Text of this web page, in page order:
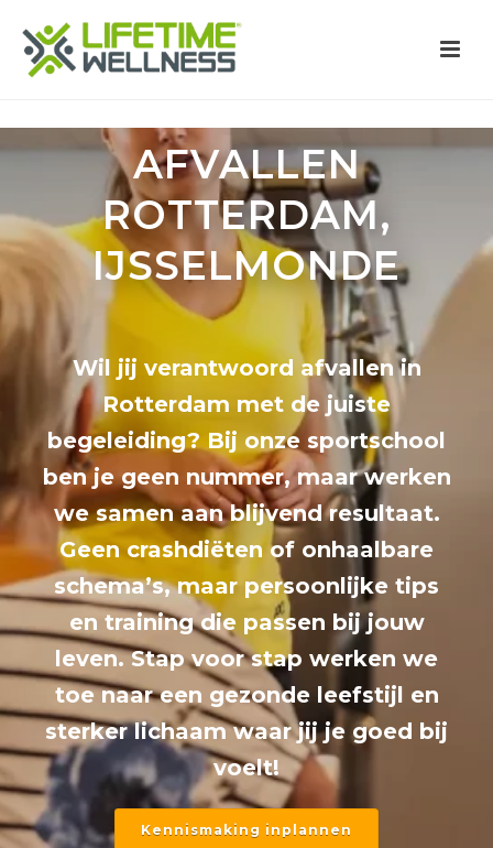
AFVALLEN
ROTTERDAM,
IJSSELMONDE
Wil jij verantwoord afvallen in
Rotterdam met de juiste
begeleiding? Bij onze sportschool
ben je geen nummer, maar werken
we samen aan blijvend resultaat.
Geen crashdiëten of onhaalbare
schema’s, maar persoonlijke tips
en training die passen bij jouw
leven. Stap voor stap werken we
toe naar een gezonde leefstijl en
sterker lichaam waar jij je goed bij
voelt!
Kennismaking inplannen